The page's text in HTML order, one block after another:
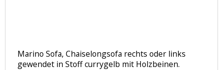
Marino Sofa, Chaiselongsofa rechts oder links
gewendet in Stoff currygelb mit Holzbeinen.